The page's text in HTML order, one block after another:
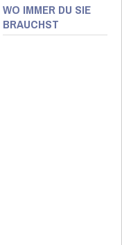
WO IMMER DU SIE
BRAUCHST